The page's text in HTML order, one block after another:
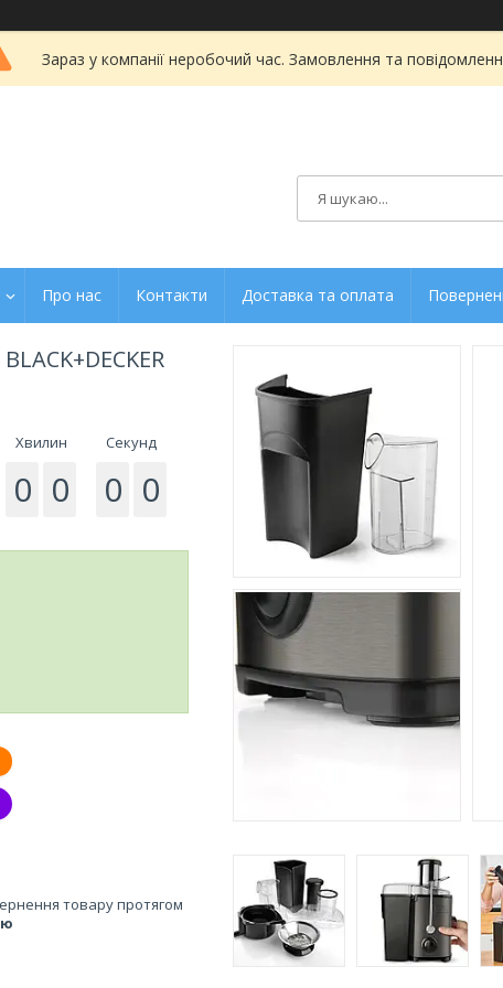
Зараз у компанії неробочий час. Замовлення та
Про нас Контакти Доставка та оплата
Хвилин
0 0
Секунд
0 0
товару протягом